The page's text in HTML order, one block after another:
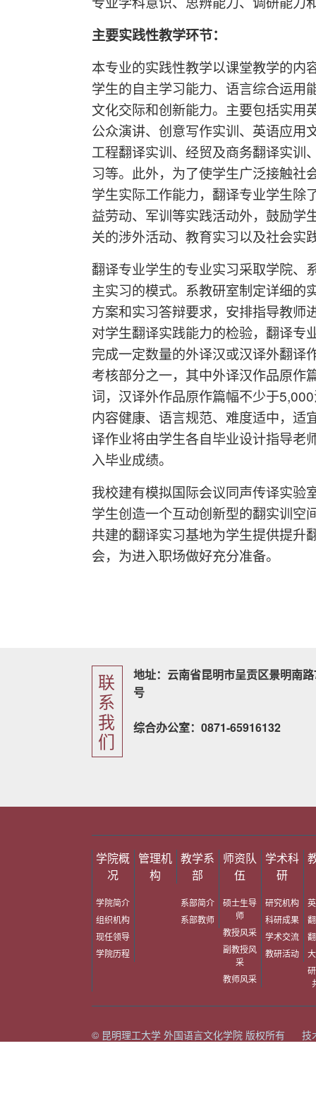
主要实践性教学环节：
本专业的实践性教学以课堂教学的内
学生的自主学习能力、语言综合运用
文化交际和创新能力。主要包括实用
公众演讲、创意写作实训、英语应用
工程翻译实训、经贸及商务翻译实训
习等。此外，为了使学生广泛接触社
学生实际工作能力，翻译专业学生除
益劳动、军训等实践活动外，鼓励学
关的涉外活动、教育实习以及社会实
翻译专业学生的专业实习采取学院、
主实习的模式。系教研室制定详细的
方案和实习答辩要求，安排指导教师
对学生翻译实践能力的检验，翻译专
完成一定数量的外译汉或汉译外翻译
考核部分之一，其中外译汉作品原作
词，汉译外作品原作篇幅不少于
内容健康、语言规范、难度适中，适
译作业将由学生各自毕业设计指导老
入毕业成绩。
我校建有模拟国际会议同声传译实验
学生创造一个互动创新型的翻实训空
共建的翻译实习基地为学生提供提升
会，为进入职场做好充分准备。
联
系
我
们
地址：云南省昆明市呈贡区景明南
号
综合办公室：0871-65916132
学院概
况
学院简介
组织机构
现任领导
学院历程
管理机
构
教学系
部
系部简介
系部教师
师资队
伍
硕士生导
师
教授风采
副教授风
采
教师风采
学术科
研
研究机构
科研成果
学术交流
教研活动
© 昆明理工大学 外国语言文化学院 版权所有 技